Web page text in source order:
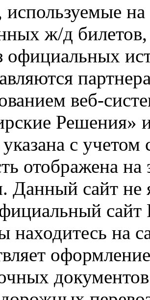
на
ж/д
официальных
веб-
с
отображена
Данный сайт не
сайт
находитесь на